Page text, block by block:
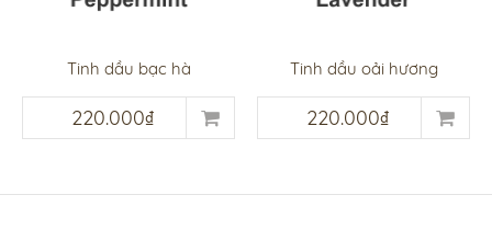
Tinh dầu bạc hà
220.000₫
Tinh dầu oải hương
220.000₫